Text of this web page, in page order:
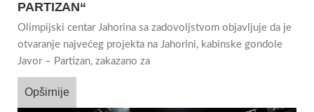
PARTIZAN“
Olimpijski centar Jahorina sa zadovoljstvom objavljuje da je
otvaranje najvećeg projekta na Jahorini, kabinske gondole
Javor – Partizan, zakazano za
Opširnije